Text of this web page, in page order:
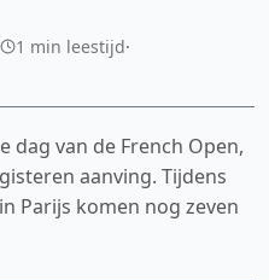
1 min leestijd·
dag van de French Open,
aanving. Tijdens
Parijs komen nog zeven